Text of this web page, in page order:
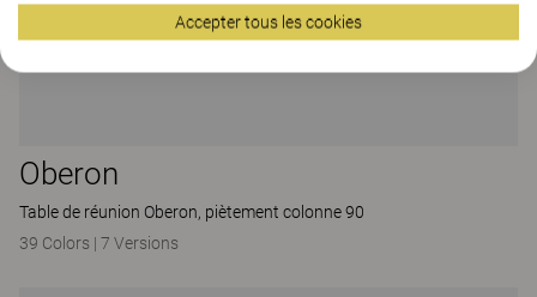
Oberon
Table de réunion Oberon, piètement colonne 90
39 Colors | 7 Versions
Accepter tous les cookies